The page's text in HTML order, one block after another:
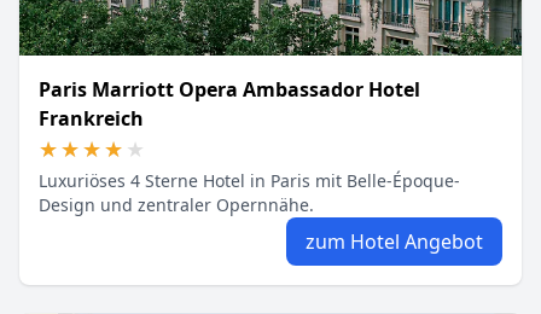
Paris Marriott Opera Ambassador Hotel
Frankreich
★★★★★
★★★★★
Luxuriöses 4 Sterne Hotel in Paris mit Belle-Époque-
Design und zentraler Opernnähe.
zum Hotel Angebot